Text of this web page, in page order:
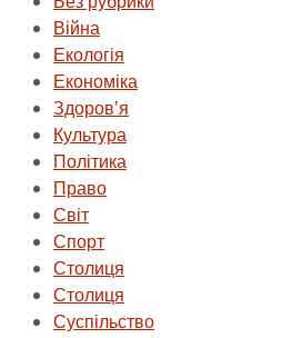
Війна
Екологія
Економіка
Здоровʼя
Культура
Політика
Право
Світ
Спорт
Столиця
Столиця
Суспільство